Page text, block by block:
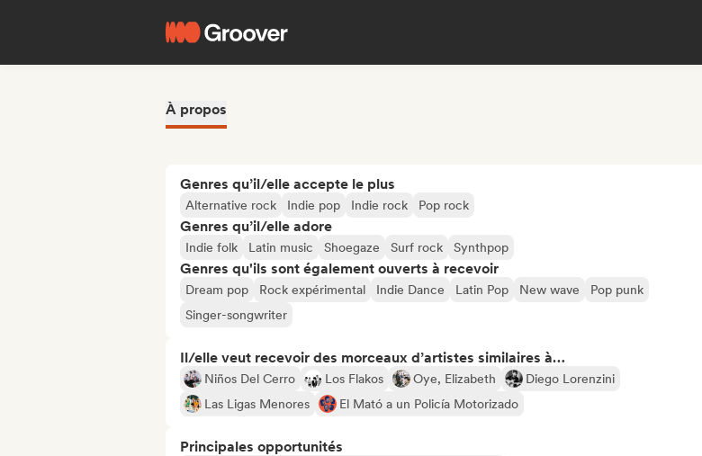
À propos
Genres qu’il/elle accepte le plus
Alternative rock Indie pop Indie rock Pop rock
Genres qu’il/elle adore
Indie folk Latin music Shoegaze Surf rock Synthpop
Genres qu'ils sont également ouverts à recevoir
Dream pop Rock expérimental Indie Dance Latin Pop New wave
Pop punk
Singer-songwriter
Il/elle veut recevoir des morceaux d’artistes similaires à…
Niños Del Cerro Los Flakos Oye, Elizabeth
Diego Lorenzini
Las Ligas Menores
El Mató a un Policía Motorizado
Principales opportunités